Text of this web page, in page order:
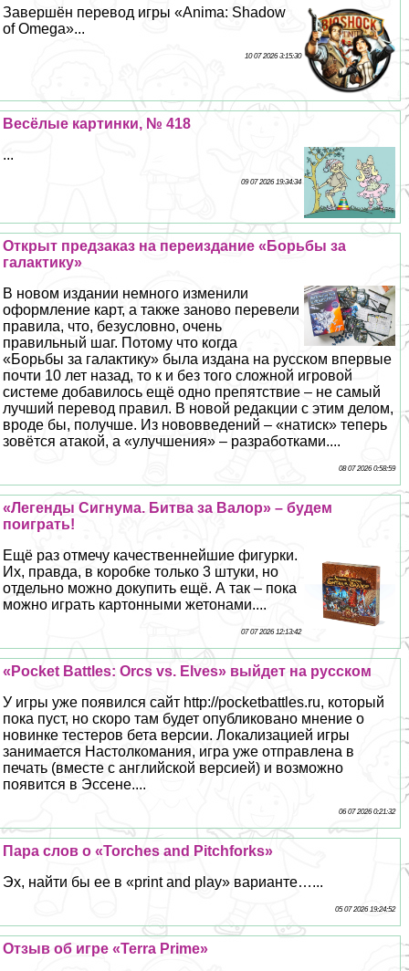
Завершён перевод игры «Anima: Shadow
of Omega»...
10 07 2026 3:15:30
Весёлые картинки, № 418
...
09 07 2026 19:34:34
Открыт предзаказ на переиздание «Борьбы за
галактику»
В новом издании немного изменили
оформление карт, а также заново перевели
правила, что, безусловно, очень
правильный шаг. Потому что когда
«Борьбы за галактику» была издана на русском впервые
почти 10 лет назад, то к и без того сложной игровой
системе добавилось ещё одно препятствие – не самый
лучший перевод правил. В новой редакции с этим делом,
вроде бы, получше. Из нововведений – «натиск» теперь
зовётся атакой, а «улучшения» – разработками....
08 07 2026 0:58:59
«Легенды Сигнума. Битва за Валор» – будем
поиграть!
Ещё раз отмечу качественнейшие фигурки.
Их, правда, в коробке только 3 штуки, но
отдельно можно докупить ещё. А так – пока
можно играть картонными жетонами....
07 07 2026 12:13:42
«Pocket Battles: Orcs vs. Elves» выйдет на русском
У игры уже появился сайт http://pocketbattles.ru, который
пока пуст, но скоро там будет опубликовано мнение о
новинке тестеров бета версии. Локализацией игры
занимается Настолкомания, игра уже отправлена в
печать (вместе с английской версией) и возможно
появится в Эссене....
06 07 2026 0:21:32
Пара слов о «Torches and Pitchforks»
Эх, найти бы ее в «print and play» варианте…...
05 07 2026 19:24:52
Отзыв об игре «Terra Prime»